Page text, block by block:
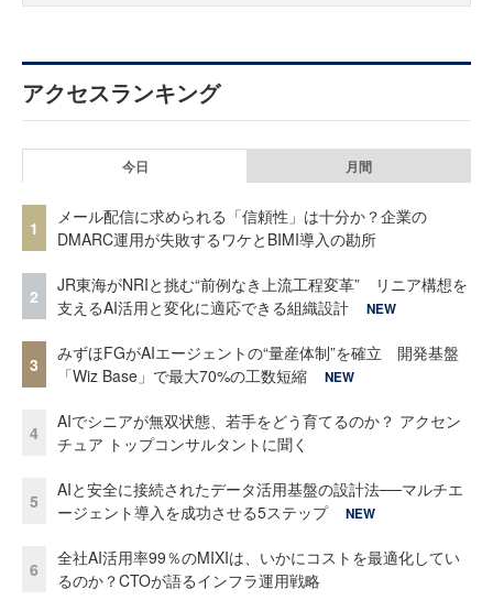
アクセスランキング
今日 月間
1
メール配信に求められる「信頼性」は十分か？企業の
DMARC運用が失敗するワケとBIMI導入の勘所
2
JR東海がNRIと挑む“前例なき上流工程変革” リニア構想を
支えるAI活用と変化に適応できる組織設計
NEW
3
みずほFGがAIエージェントの“量産体制”を確立 開発基盤
「Wiz Base」で最大70%の工数短縮
NEW
4
AIでシニアが無双状態、若手をどう育てるのか？ アクセン
チュア トップコンサルタントに聞く
5
AIと安全に接続されたデータ活用基盤の設計法──マルチエ
ージェント導入を成功させる5ステップ
NEW
6
全社AI活用率99％のMIXIは、いかにコストを最適化してい
るのか？CTOが語るインフラ運用戦略